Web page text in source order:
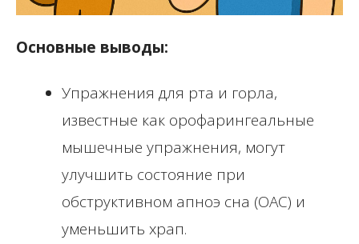
Основные выводы:
Упражнения для рта и горла,
известные как орофарингеальные
мышечные упражнения, могут
улучшить состояние при
обструктивном апноэ сна (ОАС) и
уменьшить храп.